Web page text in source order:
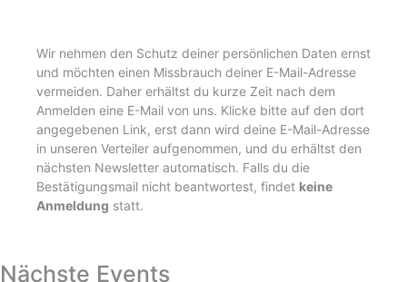
Wir nehmen den Schutz deiner persönlichen Daten ernst
und möchten einen Missbrauch deiner E-Mail-Adresse
vermeiden. Daher erhältst du kurze Zeit nach dem
Anmelden eine E-Mail von uns. Klicke bitte auf den dort
angegebenen Link, erst dann wird deine E-Mail-Adresse
in unseren Verteiler aufgenommen, und du erhältst den
nächsten Newsletter automatisch. Falls du die
Bestätigungsmail nicht beantwortest, findet keine
Anmeldung statt.
Nächste Events